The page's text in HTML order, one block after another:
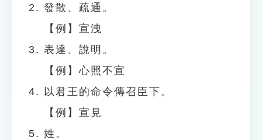
發散、疏通。
【例】宣洩
表達、說明。
【例】心照不宣
以君王的命令傳召臣下。
【例】宣見
姓。